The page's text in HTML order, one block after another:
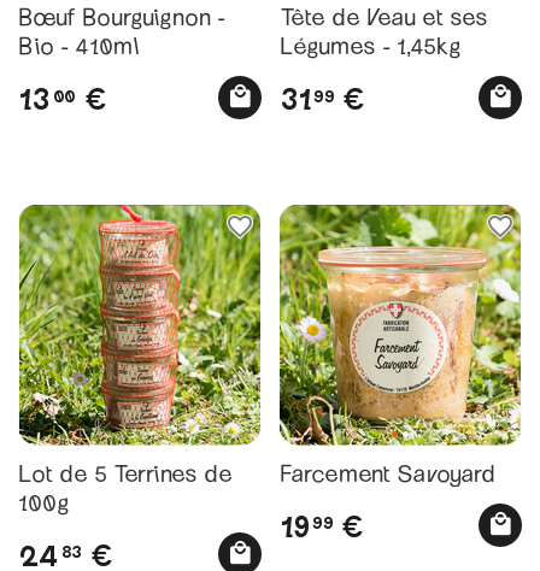
Bœuf Bourguignon -
Bio - 410ml
13 00 €
Tête de Veau et ses
Légumes - 1,45kg
3199 €
Lot de 5 Terrines de
100g
24 83 €
Farcement Savoyard
1999 €